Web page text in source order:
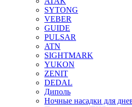
SYTONG
VEBER
GUIDE
PULSAR
ATN
SIGHTMARK
YUKON
ZENIT
DEDAL
Диполь
Ночные насадки для